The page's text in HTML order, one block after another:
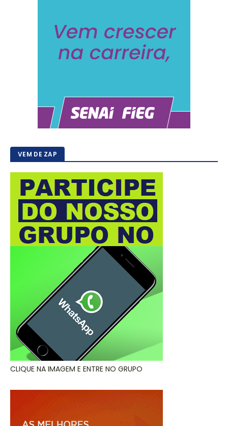
VEM DE ZAP
CLIQUE NA IMAGEM E ENTRE NO GRUPO